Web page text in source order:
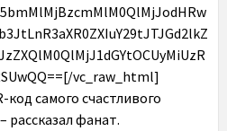
vc_raw_html]
самого счастливого
рассказал фанат.